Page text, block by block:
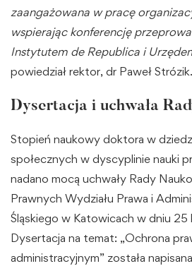
zaangażowana w pracę
wspierając konferencję
Instytutem de Republica i
powiedział rektor, dr Paweł Strózik.
Dysertacja i uchwała
Stopień naukowy doktora w
społecznych w dyscyplinie nauki
nadano mocą uchwały Rady
Prawnych Wydziału Prawa i
Śląskiego w Katowicach w dniu
Dysertacja na temat: „Ochrona
administracyjnym” została